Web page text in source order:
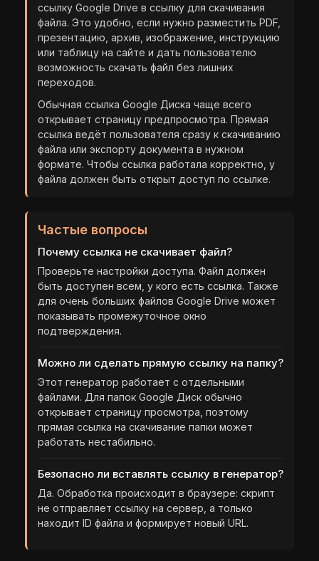
ссылку Google Drive в ссылку для скачивания
файла. Это удобно, если нужно разместить PDF,
презентацию, архив, изображение, инструкцию
или таблицу на сайте и дать пользователю
возможность скачать файл без лишних
переходов.
Обычная ссылка Google Диска чаще всего
открывает страницу предпросмотра. Прямая
ссылка ведёт пользователя сразу к скачиванию
файла или экспорту документа в нужном
формате. Чтобы ссылка работала корректно, у
файла должен быть открыт доступ по ссылке.
Частые вопросы
Почему ссылка не скачивает файл?
Проверьте настройки доступа. Файл должен
быть доступен всем, у кого есть ссылка. Также
для очень больших файлов Google Drive может
показывать промежуточное окно
подтверждения.
Можно ли сделать прямую ссылку на папку?
Этот генератор работает с отдельными
файлами. Для папок Google Диск обычно
открывает страницу просмотра, поэтому
прямая ссылка на скачивание папки может
работать нестабильно.
Безопасно ли вставлять ссылку в генератор?
Да. Обработка происходит в браузере: скрипт
не отправляет ссылку на сервер, а только
находит ID файла и формирует новый URL.
Сохрани вкладку в избранном,
чтоб не потерять конвертер
В ЛЮБОМ МЕССЕНДЖЕРЕ
ОСНОВНОЕ
Мы на связи с понедельника
по пятницу с 10:00 до 18:00 по МСК
Услуги и стоимость
Портфолио
Контакты
Блог
Вопросы и ответы
ИНФОРМАЦИЯ